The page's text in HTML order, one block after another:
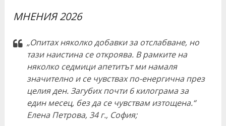
МНЕНИЯ 2026
„Опитах няколко добавки за отслабване, но
тази наистина се откроява. В рамките на
няколко седмици апетитът ми намаля
значително и се чувствах по-енергична през
целия ден. Загубих почти 6 килограма за
един месец, без да се чувствам изтощена.“
Елена Петрова, 34 г., София;